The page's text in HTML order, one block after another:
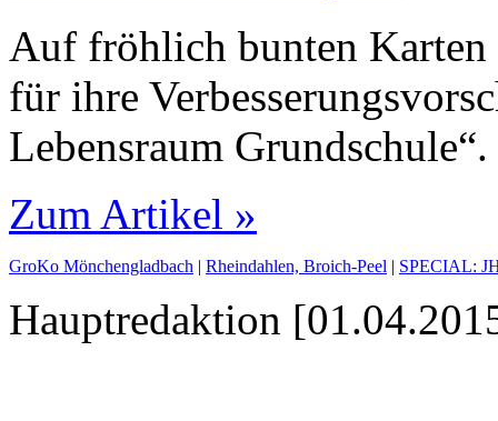
Auf fröhlich bunten
für ihre
Lebensraum Grundschule“.
Zum Artikel »
GroKo Mönchengladbach | Rheindahlen, Broich-Peel | SPECIAL:
Hauptredaktion